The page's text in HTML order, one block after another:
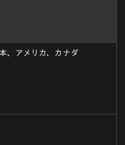
、アメリカ、カナダ